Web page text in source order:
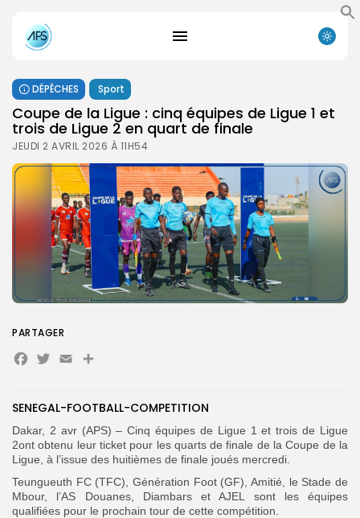
Search
for:
Search
Button
DÉPÊCHES Sport
Coupe de la Ligue : cinq équipes de Ligue 1 et
trois de Ligue 2 en quart de finale
JEUDI 2 AVRIL 2026 À 11H54
SENEGAL-FOOTBALL-COMPETITION
‎Dakar, 2 avr (APS) – Cinq équipes de Ligue 1 et trois de Ligue
2ont obtenu leur ticket pour les quarts de finale de la Coupe de la
Ligue, à l’issue des huitièmes de finale joués mercredi.
Teungueuth FC (TFC), Génération Foot (GF), Amitié, le Stade de
Mbour, l’AS Douanes, Diambars et AJEL sont les équipes
qualifiées pour le prochain tour de cette compétition.
PARTAGER
Facebook
Twitter
EmailPartager